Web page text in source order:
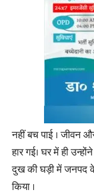
नहीं बच पाई । जीवन
हार गई। घर में ही
दुख की घड़ी में जनपद
किया ।